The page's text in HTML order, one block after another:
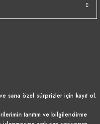
sana özel sürprizler için kayıt ol.
tanıtım ve bilgilendirme